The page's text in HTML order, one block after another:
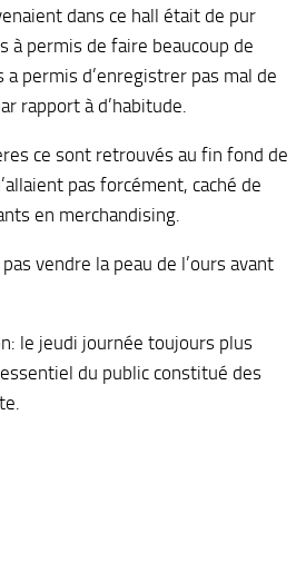
dans ce hall était de pur
à permis de faire beaucoup de
permis d’enregistrer pas mal de
rapport à d’habitude.
ce sont retrouvés au fin fond de
pas forcément, caché de
en merchandising.
vendre la peau de l’ours avant
le jeudi journée toujours plus
du public constitué des